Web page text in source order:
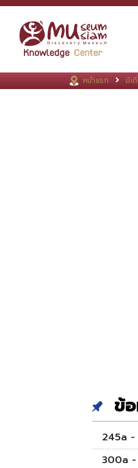
หน้าแรก มีเ
ข้
245a
300a